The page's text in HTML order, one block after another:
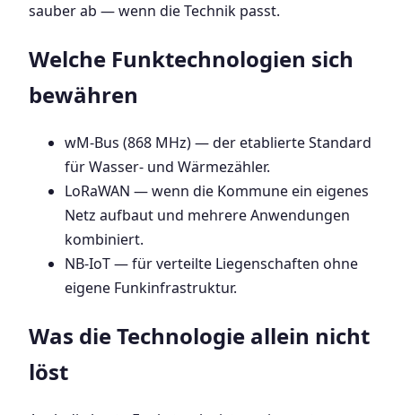
sauber ab — wenn die Technik passt.
Welche Funktechnologien sich
bewähren
wM-Bus (868 MHz) — der etablierte Standard
für Wasser- und Wärmezähler.
LoRaWAN — wenn die Kommune ein eigenes
Netz aufbaut und mehrere Anwendungen
kombiniert.
NB-IoT — für verteilte Liegenschaften ohne
eigene Funkinfrastruktur.
Was die Technologie allein nicht
löst